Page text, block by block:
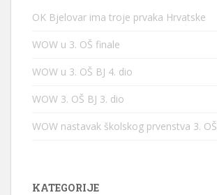
OK Bjelovar ima troje prvaka Hrvatske
WOW u 3. OŠ finale
WOW u 3. OŠ BJ 4. dio
WOW 3. OŠ BJ 3. dio
WOW nastavak školskog prvenstva 3. OŠ
KATEGORIJE